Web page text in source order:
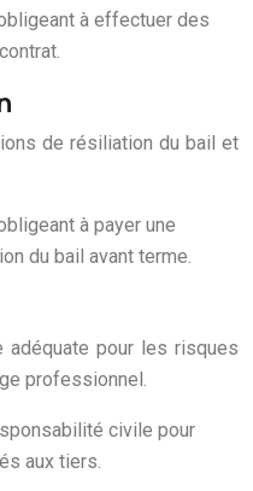
à effectuer des
de résiliation du bail et
à payer une
du bail avant terme.
adéquate pour les risques
professionnel.
civile pour
aux tiers.